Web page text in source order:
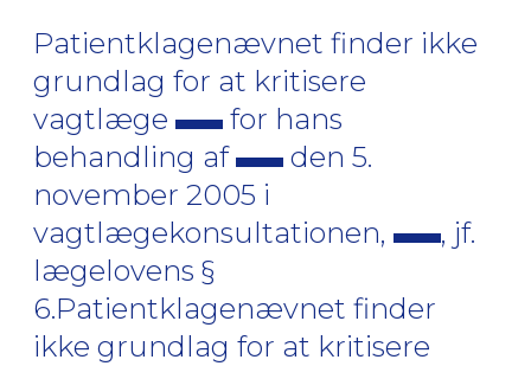
Patientklagenævnet finder ikke
grundlag for at kritisere
vagtlæge
for hans
behandling af
den 5.
november 2005 i
vagtlægekonsultationen,
, jf.
lægelovens §
6.Patientklagenævnet finder
ikke grundlag for at kritisere